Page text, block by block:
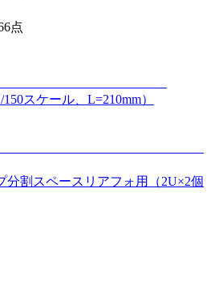
点
スケール、L=210mm）
分割スペースリアフォ用（2U×2個